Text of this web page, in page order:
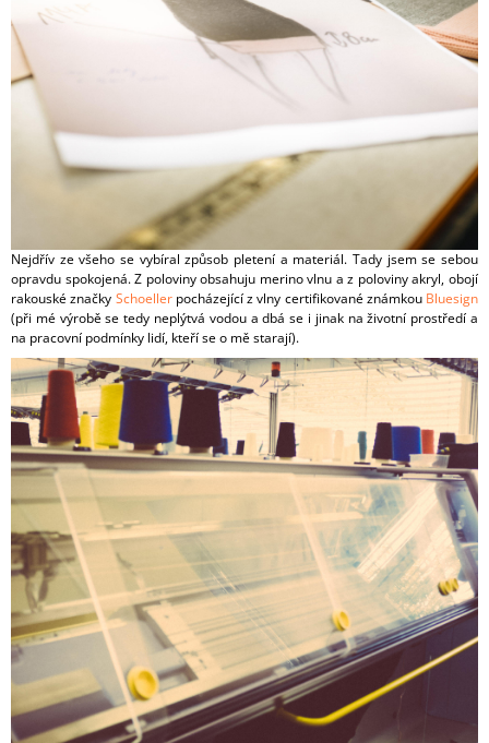
Nejdřív ze všeho se vybíral způsob pletení a materiál. Tady jsem se sebou
opravdu spokojená. Z poloviny obsahuju merino vlnu a z poloviny akryl, obojí
rakouské značky Schoellerpocházející z vlny certifikované známkou Bluesign
(při mé výrobě se tedy neplýtvá vodou a dbá se i jinak na životní prostředí a
na pracovní podmínky lidí, kteří se o mě starají).